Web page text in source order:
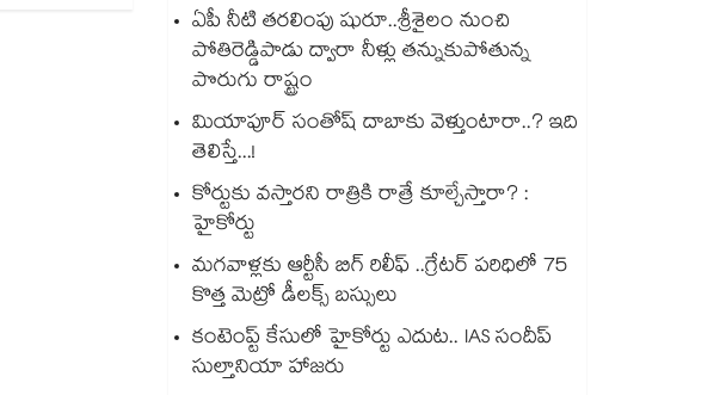
ఏపీ నీటి తరలింపు షురూ..శ్రీశైలం నుంచి
పోతిరెడ్డిపాడు ద్వారా నీళ్లు తన్నుకుపోతున్న
పొరుగు రాష్ట్రం
మియాపూర్ సంతోష్ దాబాకు వెళ్తుంటారా..? ఇది
తెలిస్తే...!
కోర్టుకు వస్తారని రాత్రికి రాత్రే కూల్చేస్తారా? :
హైకోర్టు
మగవాళ్లకు ఆర్టీసీ బిగ్ రిలీఫ్ ..గ్రేటర్ పరిధిలో 75
కొత్త మెట్రో డీలక్స్ బస్సులు
కంటెంప్ట్ కేసులో హైకోర్టు ఎదుట.. IAS సందీప్
సుల్తానియా హాజరు